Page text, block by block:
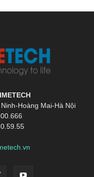
Hoàng Mai-Hà Nội